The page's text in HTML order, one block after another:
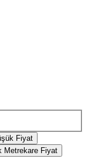
Fiyat
Metrekare Fiyat